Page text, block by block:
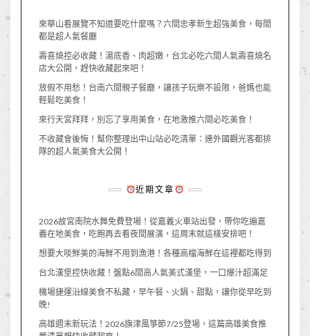
來華山看展覽不知道要吃什麼嗎？六間忠孝新生超強美食，每間
都是超人氣餐廳
壽喜燒控必收藏！湯底香、肉超嫩，台北必吃六間人氣壽喜燒名
店大公開，趕快收藏起來吧！
放假不用愁！台南六間親子餐廳，讓孩子玩樂不設限，爸媽也能
輕鬆吃美食！
來行天宮拜拜，別忘了享用美食，在地激推六間必吃美食！
不收藏會後悔！幫你整理出中山站必吃清單：連外國觀光客都排
隊的超人氣美食大公開！
近期文章
2026故宮南院水舞免費登場！從嘉義火車站出發，帶你吃遍嘉
義在地美食，吃飽再去看夜間展演，這周末就這樣安排吧！
想要大啖鮮美的海鮮不用到漁港！各種高檔海鮮在這裡都吃得到
台北漢堡控快收藏！盤點6間高人氣美式漢堡，一口爆汁超滿足
機場捷運沿線美食不私藏，早午餐、火鍋、甜點，讓你從早吃到
晚!
高雄週末新玩法！2026旗津風箏節7/25登場，這篇高雄美食推